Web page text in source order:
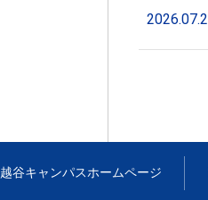
越谷キャンパスホームページ